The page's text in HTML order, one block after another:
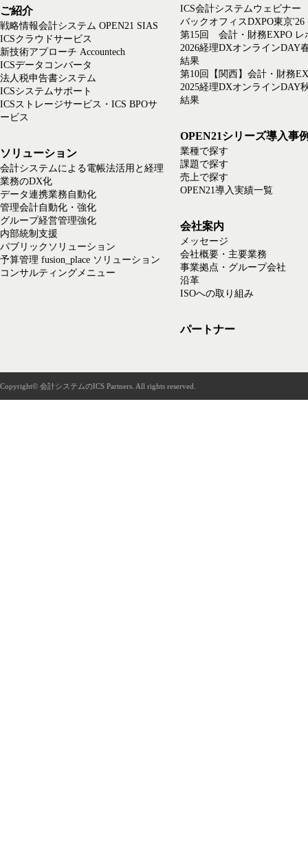
ご紹介
戦略情報会計システム OPEN21 SIAS
ICSクラウドサービス
新技術アプローチ Accountech
ICSデータコンバータ
法人税申告書システム
ICSシステムサポート
ICSストレージサービス・ICS BPOサ
ービス
ソリューション
会計システムによる電帳法活用と経理
業務のDX化
データ連携業務自動化
管理会計自動化・強化
グループ経営管理強化
内部統制支援
パブリックソリューション
予算管理 fusion_place ソリューション
コンサルティングメニュー
ICS会計システムウェビナー
バックオフィスDXPO東京'26
第15回 会計・財務EXPO レ
2026経理DXオンラインDAY
結果
第10回【関西】会計・財務
2025経理DXオンラインDAY
結果
OPEN21シリーズ導入事
業種で探す
課題で探す
売上で探す
OPEN21導入実績一覧
会社案内
メッセージ
会社概要・主要業務
事業拠点・グループ会社
沿革
ISOへの取り組み
パートナー
Copyright© 会計システムのICS Partners. All rights reserved.